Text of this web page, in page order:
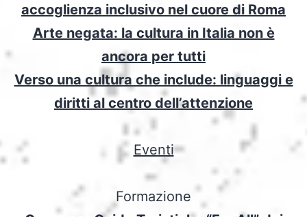
accoglienza inclusivo nel cuore di Roma
Arte negata: la cultura in Italia non è
ancora per tutti
Verso una cultura che include: linguaggi e
diritti al centro dell’attenzione
Eventi
Formazione